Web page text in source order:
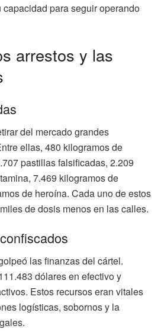
para seguir operando
arrestos y las
del mercado grandes
ellas, 480 kilogramos de
pastillas falsificadas, 2.209
7.469 kilogramos de
de heroína. Cada uno de estos
de dosis menos en las calles.
las finanzas del cártel.
dólares en efectivo y
Estos recursos eran vitales
logísticas, sobornos y la